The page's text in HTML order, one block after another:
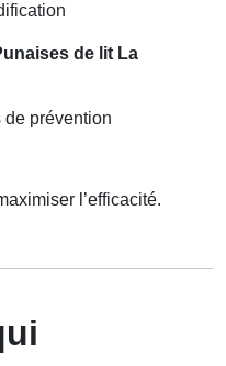
de lit La
prévention
l’efficacité.